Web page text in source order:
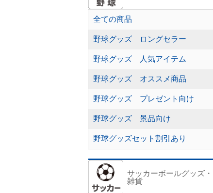
全ての商品
野球グッズ ロングセラー
野球グッズ 人気アイテム
野球グッズ オススメ商品
野球グッズ プレゼント向け
野球グッズ 景品向け
野球グッズセット割引あり
サッカーボールグッズ・
雑貨